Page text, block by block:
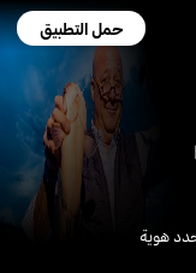
حمل التطبيق
هوية